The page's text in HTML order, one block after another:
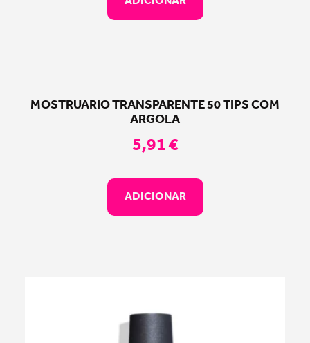
MOSTRUARIO TRANSPARENTE 50 TIPS COM
ARGOLA
5,91€
ADICIONAR